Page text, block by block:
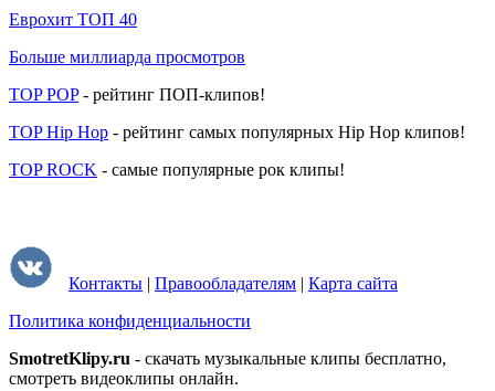
Еврохит ТОП 40
Больше миллиарда просмотров
TOP POP- рейтинг ПОП-клипов!
TOP Hip Hop - рейтинг самых популярных Hip Hop клипов!
TOP ROCK - самые популярные рок клипы!
Контакты | Правообладателям | Карта сайта
Политика конфиденциальности
SmotretKlipy.ru - скачать музыкальные клипы бесплатно,
смотреть видеоклипы онлайн.